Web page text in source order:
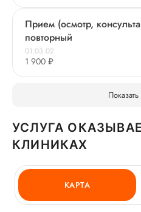
Прием (осмотр,
повторный
01.03.02
1 900 ₽
УСЛУГА
КЛИНИКАХ
КАРТА